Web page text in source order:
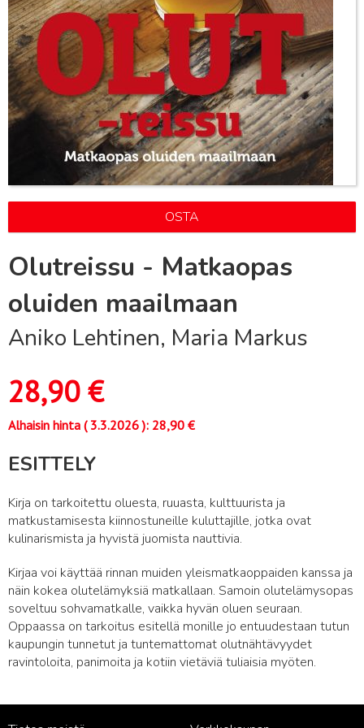
OSTA
Olutreissu - Matkaopas
oluiden maailmaan
Aniko Lehtinen, Maria Markus
28,90€
Alhaisin hinta (3.3.2026): 28,90 €
ESITTELY
Kirja on tarkoitettu oluesta, ruuasta, kulttuurista ja
matkustamisesta kiinnostuneille kuluttajille, jotka ovat
kulinarismista ja hyvistä juomista nauttivia.
Kirjaa voi käyttää rinnan muiden yleismatkaoppaiden kanssa ja
näin kokea olutelämyksiä matkallaan. Samoin olutelämysopas
soveltuu sohvamatkalle, vaikka hyvän oluen seuraan.
Oppaassa on tarkoitus esitellä monille jo entuudestaan tutun
kaupungin tunnetut ja tuntemattomat olutnähtävyydet
ravintoloita, panimoita ja kotiin vietäviä tuliaisia myöten.